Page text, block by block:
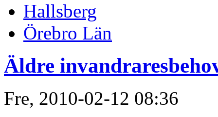
Hallsberg
Örebro Län
Äldre
Fre, 2010-02-12 08:36